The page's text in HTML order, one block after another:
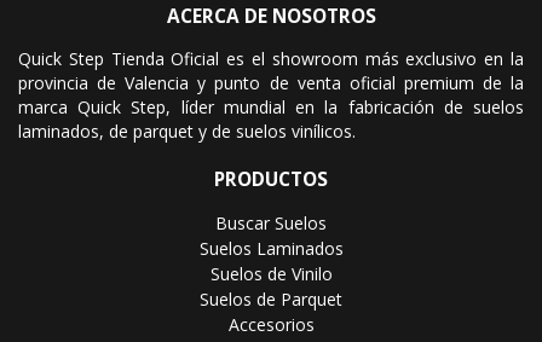
ACERCA DE NOSOTROS
Quick Step Tienda Oficial es el showroom más exclusivo en la
provincia de Valencia y punto de venta oficial premium de la
marca Quick Step, líder mundial en la fabricación de suelos
laminados, de parquet y de suelos vinílicos.
PRODUCTOS
Buscar Suelos
Suelos Laminados
Suelos de Vinilo
Suelos de Parquet
Accesorios